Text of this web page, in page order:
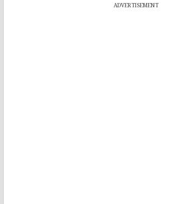
ADVERTISEMENT